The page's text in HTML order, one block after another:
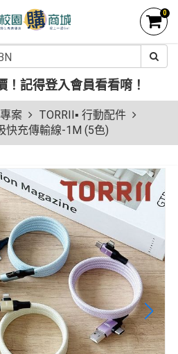
0
！ 記得登入會員看看唷！
案
TORRII▪ 行動配件
快充傳輸線-1M (5色)